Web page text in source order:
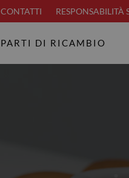
CONTATTI RESPONSABILITÀ
PARTI DI RICAMBIO